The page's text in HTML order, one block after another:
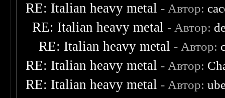
RE: Italian heavy metal - Автор:
RE: Italian heavy metal - Автор:
RE: Italian heavy metal - Автор:
RE: Italian heavy metal - Автор:
RE: Italian heavy metal - Автор: